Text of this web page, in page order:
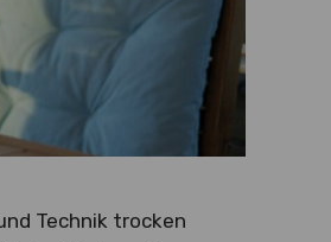
Technik trocken